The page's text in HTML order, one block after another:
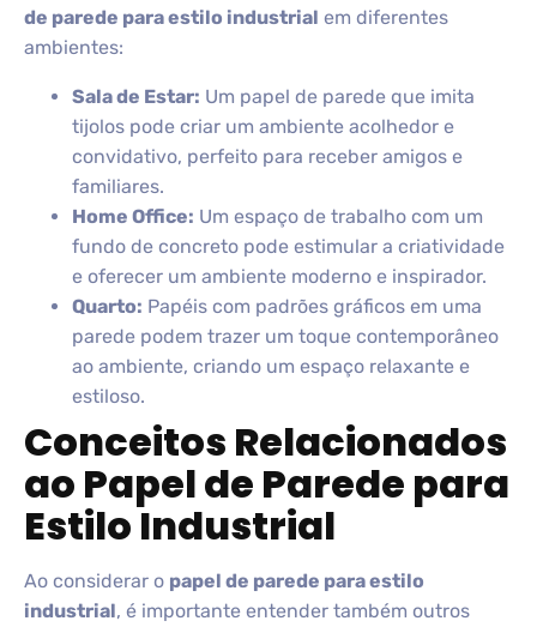
de parede para estilo industrial em diferentes
ambientes:
Sala de Estar: Um papel de parede que imita
tijolos pode criar um ambiente acolhedor e
convidativo, perfeito para receber amigos e
familiares.
Home Office: Um espaço de trabalho com um
fundo de concreto pode estimular a criatividade
e oferecer um ambiente moderno e inspirador.
Quarto: Papéis com padrões gráficos em uma
parede podem trazer um toque contemporâneo
ao ambiente, criando um espaço relaxante e
estiloso.
Conceitos Relacionados
ao Papel de Parede para
Estilo Industrial
Ao considerar o papel de parede para estilo
industrial, é importante entender também outros